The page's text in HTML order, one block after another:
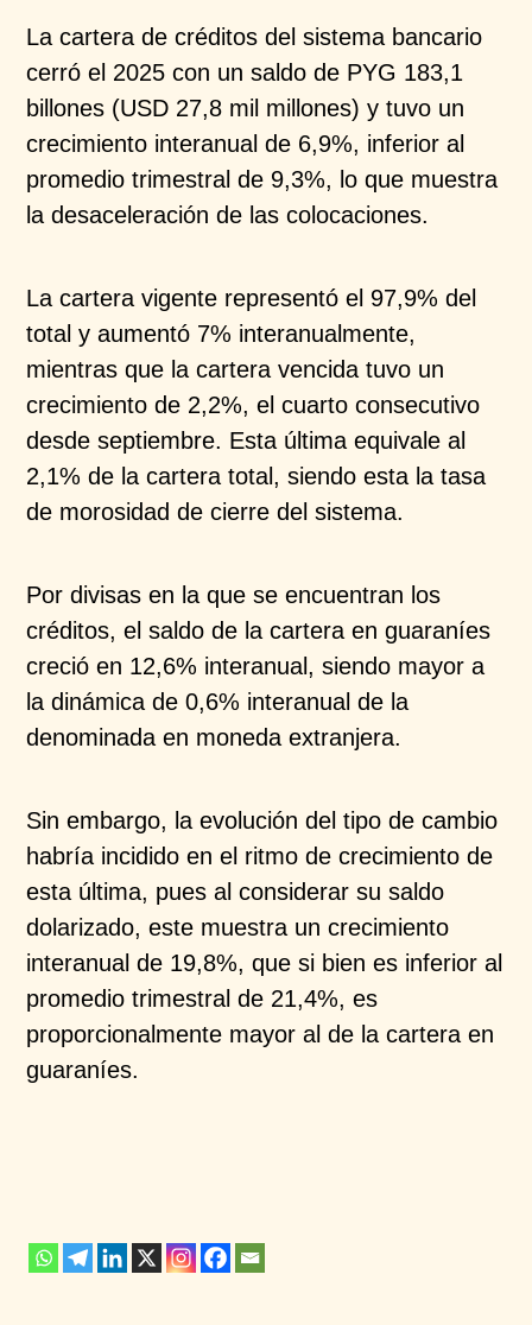
La cartera de créditos del sistema bancario
cerró el 2025 con un saldo de PYG 183,1
billones (USD 27,8 mil millones) y tuvo un
crecimiento interanual de 6,9%, inferior al
promedio trimestral de 9,3%, lo que muestra
la desaceleración de las colocaciones.
La cartera vigente representó el 97,9% del
total yaumentó 7% interanualmente,
mientras que la carteravencida tuvo un
crecimiento de 2,2%, el cuartoconsecutivo
desde septiembre. Esta última equivale al
2,1% de la cartera total, siendo esta la tasa
de morosidad de cierre del sistema.
Por divisas en la que se encuentran los
créditos, elsaldo de la cartera en guaraníes
creció en 12,6% interanual, siendo mayor a
la dinámica de 0,6% interanual de la
denominada en moneda extranjera.
Sin embargo, la evolución del tipo de cambio
habría incidido en el ritmo de crecimiento de
esta última, puesal considerar su saldo
dolarizado,este muestra uncrecimiento
interanual de 19,8%,que si bien es inferioral
promedio trimestral de 21,4%, es
proporcionalmente mayor al de la cartera en
guaraníes.